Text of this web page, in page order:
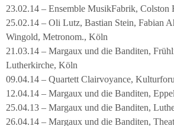
23.02.14 – Ensemble MusikFabrik,
25.02.14 – Oli Lutz, Bastian Stein, Fabian
Wingold, Metronom., Köln
21.03.14 – Margaux und die Banditen,
Lutherkirche, Köln
09.04.14 – Quartett Clairvoyance,
12.04.14 – Margaux und die Banditen,
25.04.13 – Margaux und die Banditen,
26.04.14 – Margaux und die Banditen,